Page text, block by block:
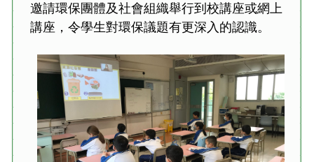
邀請環保團體及社會組織舉行到校講座或網上
講座，令學生對環保議題有更深入的認識。